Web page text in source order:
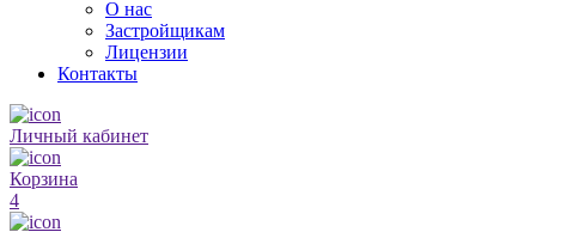
О нас
Застройщикам
Лицензии
Контакты
Личный кабинет
Корзина
4